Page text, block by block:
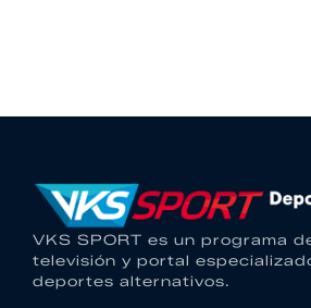
VKS SPORT es un programa
televisión y portal
deportes alternativos.